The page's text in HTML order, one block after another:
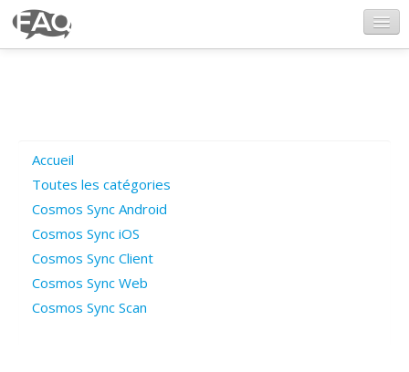
Poser une question
Questions ouvertes
Connexion
Accueil
Toutes les catégories
Cosmos Sync Android
Cosmos Sync iOS
Cosmos Sync Client
Cosmos Sync Web
Cosmos Sync Scan